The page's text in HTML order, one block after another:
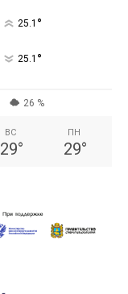
25.1 °
25.1 °
26 %
ВС
29°
ПН
29°